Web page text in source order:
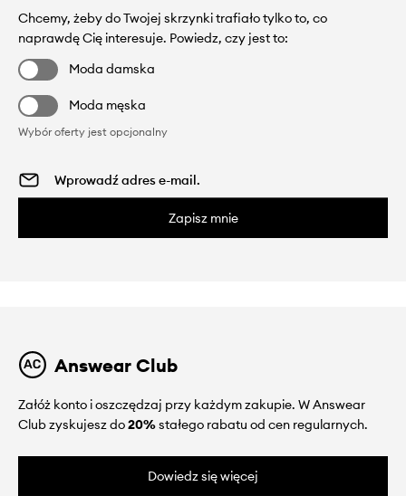
Chcemy, żeby do Twojej skrzynki trafiało tylko to, co
naprawdę Cię interesuje. Powiedz, czy jest to:
Moda damska
Moda męska
Wybór oferty jest opcjonalny
Zapisz mnie
Answear Club
Załóż konto i oszczędzaj przy każdym zakupie. W Answear
Club zyskujesz do20%stałego rabatu od cen regularnych.
Dowiedz się więcej